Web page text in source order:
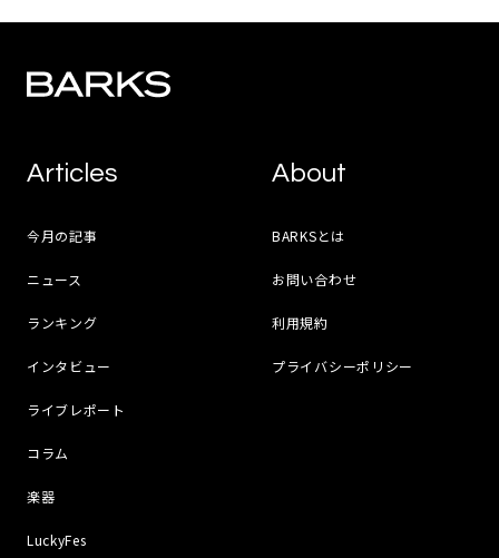
Articles
今月の記事
ニュース
ランキング
インタビュー
ライブレポート
コラム
楽器
LuckyFes
About
BARKSとは
お問い合わせ
利用規約
プライバシーポリシー